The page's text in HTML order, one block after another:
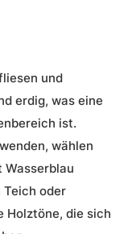
und
erdig, was eine
ist.
wählen
Wasserblau
Teich oder
Holztöne, die sich